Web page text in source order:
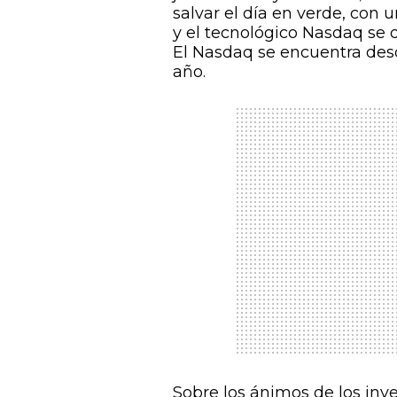
salvar el día en verde, con
y el tecnológico Nasdaq se
El Nasdaq se encuentra
año.
Sobre los ánimos de los